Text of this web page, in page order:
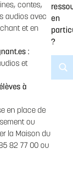
contes,
audios avec
et en
:
et
à
en place de
ou
la Maison du
82 77 00 ou
en
?